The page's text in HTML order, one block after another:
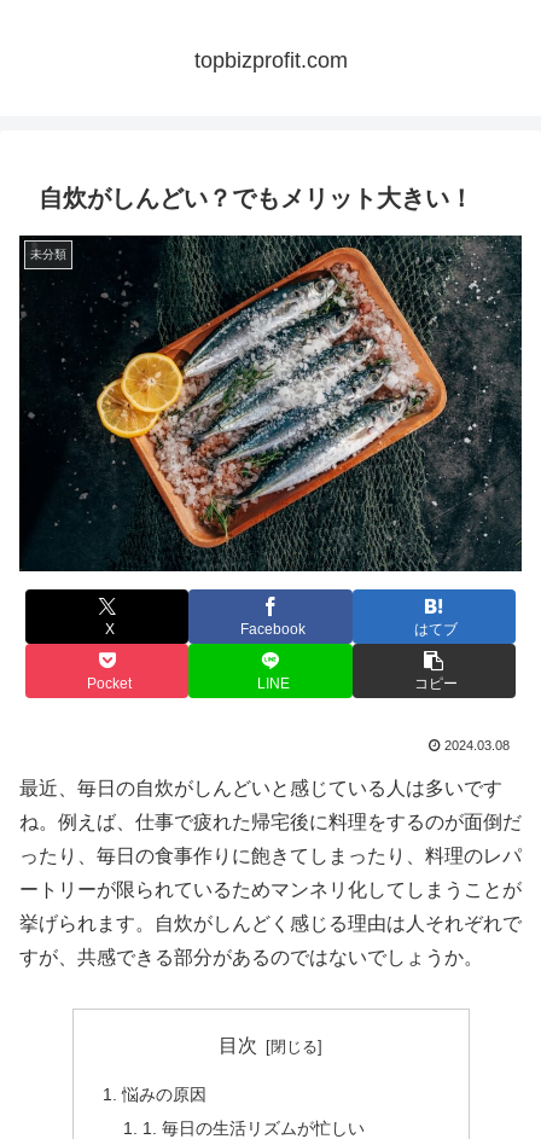
topbizprofit.com
自炊がしんどい？でもメリット大きい！
未分類
X Facebook はてブ
Pocket LINE コピー
2024.03.08
最近、毎日の自炊がしんどいと感じている人は多いです
ね。例えば、仕事で疲れた帰宅後に料理をするのが面倒だ
ったり、毎日の食事作りに飽きてしまったり、料理のレパ
ートリーが限られているためマンネリ化してしまうことが
挙げられます。自炊がしんどく感じる理由は人それぞれで
すが、共感できる部分があるのではないでしょうか。
目次
悩みの原因
1. 毎日の生活リズムが忙しい